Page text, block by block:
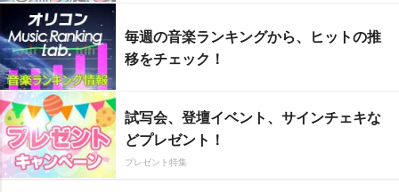
毎週の音楽ランキングから、ヒットの推
移をチェック！
試写会、登壇イベント、サインチェキな
どプレゼント！
プレゼント特集